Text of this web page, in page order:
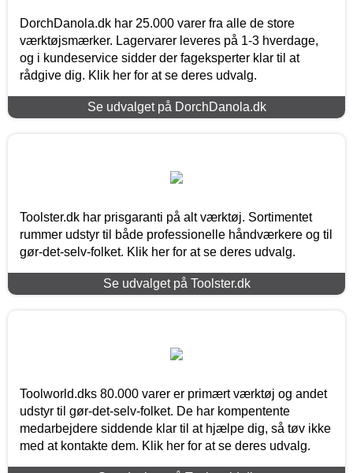
DorchDanola.dk har 25.000 varer fra alle de store
værktøjsmærker. Lagervarer leveres på 1-3 hverdage,
og i kundeservice sidder der fageksperter klar til at
rådgive dig. Klik her for at se deres udvalg.
Se udvalget på DorchDanola.dk
Toolster.dk har prisgaranti på alt værktøj. Sortimentet
rummer udstyr til både professionelle håndværkere og til
gør-det-selv-folket. Klik her for at se deres udvalg.
Se udvalget på Toolster.dk
Toolworld.dks 80.000 varer er primært værktøj og andet
udstyr til gør-det-selv-folket. De har kompentente
medarbejdere siddende klar til at hjælpe dig, så tøv ikke
med at kontakte dem. Klik her for at se deres udvalg.